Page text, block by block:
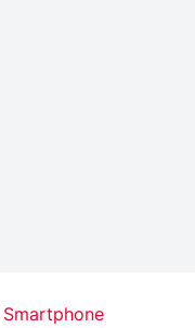
Smartphone